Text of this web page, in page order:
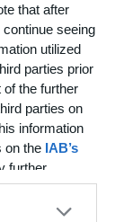
that after
seeing
utilized
parties prior
the further
parties on
information
on the IAB’s
further
de la
de
vous
que vous
que
à l'équipe
pas
continus, par
le point